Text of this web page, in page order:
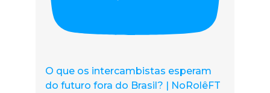
O que os intercambistas esperam
do futuro fora do Brasil? | NoRolêFT